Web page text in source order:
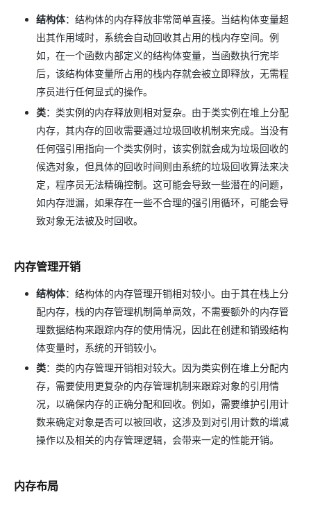
结构体：结构体的内存释放非常简单直接。当结构体变量超
出其作用域时，系统会自动回收其占用的栈内存空间。例
如，在一个函数内部定义的结构体变量，当函数执行完毕
后，该结构体变量所占用的栈内存就会被立即释放，无需程
序员进行任何显式的操作。
类：类实例的内存释放则相对复杂。由于类实例在堆上分配
内存，其内存的回收需要通过垃圾回收机制来完成。当没有
任何强引用指向一个类实例时，该实例就会成为垃圾回收的
候选对象，但具体的回收时间则由系统的垃圾回收算法来决
定，程序员无法精确控制。这可能会导致一些潜在的问题，
如内存泄漏，如果存在一些不合理的强引用循环，可能会导
致对象无法被及时回收。
内存管理开销
结构体：结构体的内存管理开销相对较小。由于其在栈上分
配内存，栈的内存管理机制简单高效，不需要额外的内存管
理数据结构来跟踪内存的使用情况，因此在创建和销毁结构
体变量时，系统的开销较小。
类：类的内存管理开销相对较大。因为类实例在堆上分配内
存，需要使用更复杂的内存管理机制来跟踪对象的引用情
况，以确保内存的正确分配和回收。例如，需要维护引用计
数来确定对象是否可以被回收，这涉及到对引用计数的增减
操作以及相关的内存管理逻辑，会带来一定的性能开销。
内存布局